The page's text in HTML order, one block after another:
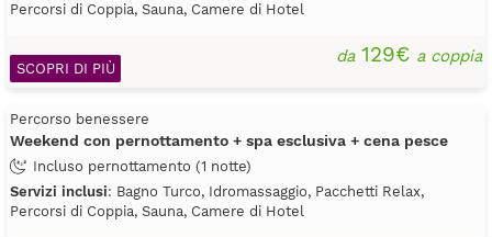
Percorsi di Coppia, Sauna, Camere di Hotel
da129€ a coppia
SCOPRI DI PIÙ
Percorso benessere
Weekend con pernottamento + spa esclusiva + cena pesce
Incluso pernottamento (1 notte)
Servizi inclusi: Bagno Turco, Idromassaggio, Pacchetti Relax,
Percorsi di Coppia, Sauna, Camere di Hotel